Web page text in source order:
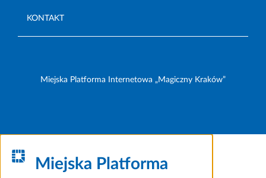
KONTAKT
Miejska Platforma Internetowa „Magiczny Kraków”
Miejska Platforma